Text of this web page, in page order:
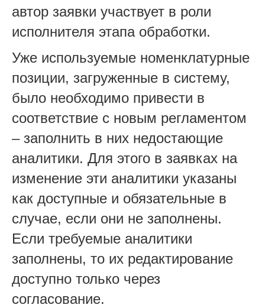
автор заявки участвует в роли
исполнителя этапа обработки.
Уже используемые номенклатурные
позиции, загруженные в систему,
было необходимо привести в
соответствие с новым регламентом
– заполнить в них недостающие
аналитики. Для этого в заявках на
изменение эти аналитики указаны
как доступные и обязательные в
случае, если они не заполнены.
Если требуемые аналитики
заполнены, то их редактирование
доступно только через
согласование.